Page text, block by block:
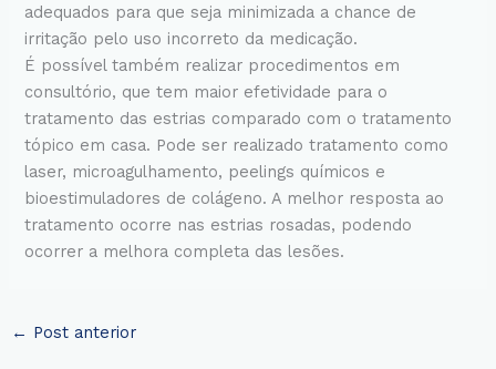
adequados para que seja minimizada a chance de
irritação pelo uso incorreto da medicação.
É possível também realizar procedimentos em
consultório, que tem maior efetividade para o
tratamento das estrias comparado com o tratamento
tópico em casa. Pode ser realizado tratamento como
laser, microagulhamento, peelings químicos e
bioestimuladores de colágeno. A melhor resposta ao
tratamento ocorre nas estrias rosadas, podendo
ocorrer a melhora completa das lesões.
← Post anterior